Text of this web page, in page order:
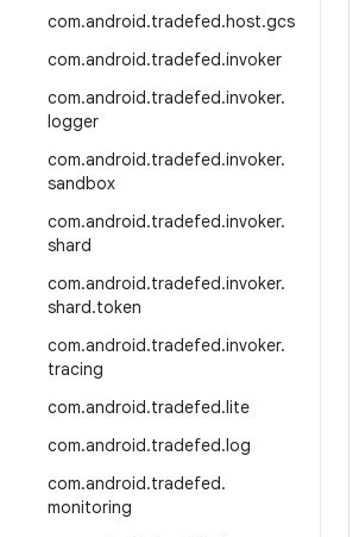
com.android.tradefed.host.gcs
com.android.tradefed.invoker
com.android.tradefed.invoker.
logger
com.android.tradefed.invoker.
sandbox
com.android.tradefed.invoker.
shard
com.android.tradefed.invoker.
shard.token
com.android.tradefed.invoker.
tracing
com.android.tradefed.lite
com.android.tradefed.log
com.android.tradefed.
monitoring